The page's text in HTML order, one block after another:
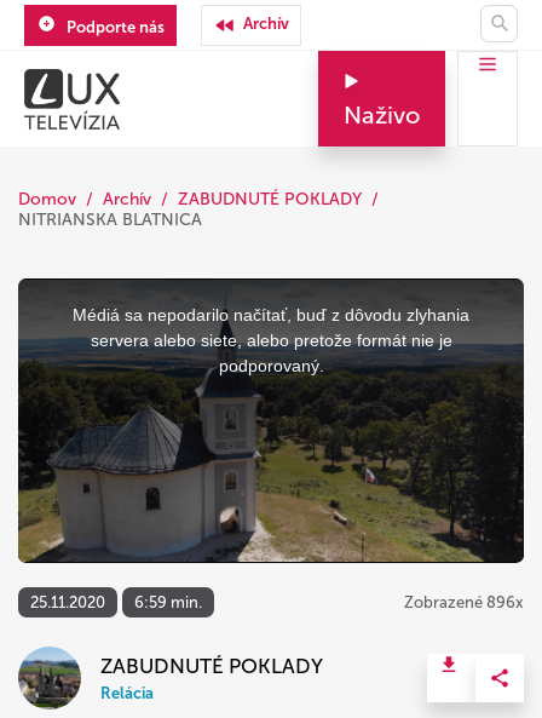
Podporte nás Archív
Naživo
Domov Archív
ZABUDNUTÉ POKLADY
NITRIANSKA BLATNICA
This
Médiá sa nepodarilo načítať, buď z dôvodu zlyhania
servera alebo siete, alebo pretože formát nie je
podporovaný.
25.11.2020 6:59 min. Zobrazené 896x
ZABUDNUTÉ POKLADY
Relácia